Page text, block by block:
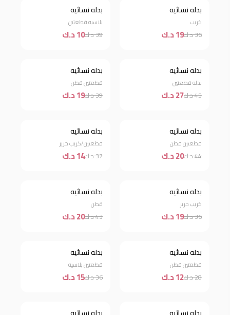
خصم 47%
بدله نسائيه
كريب
36 د.ك 19 د.ك
خصم 74%
بدله نسائيه
بلاسيه قطعتين
39 د.ك 10 د.ك
خصم 40%
بدله نسائيه
بدله قطعتين
45 د.ك 27 د.ك
خصم 51%
بدله نسائيه
قطعتين قطن
39 د.ك 19 د.ك
خصم 55%
بدله نسائيه
قطعتين قطن
44 د.ك 20 د.ك
خصم 62%
بدله نسائيه
قطعتين/كريب حرير
37 د.ك 14 د.ك
خصم 47%
بدله نسائيه
كريب حرير
36 د.ك 19 د.ك
بدله نسائيه
قطن
43 د.ك 20 د.ك
خصم 57%
بدله نسائيه
قطعتين قطن
28 د.ك 12 د.ك
خصم 58%
بدله نسائيه
قطعتين بلاسيه
36 د.ك 15 د.ك
خصم 48% خصم 45%